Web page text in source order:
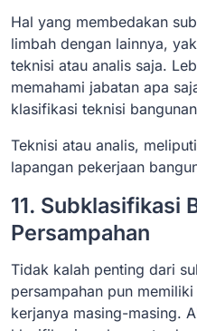
Hal yang membedakan
limbah dengan lainnya,
teknisi atau analis saja.
memahami jabatan apa
klasifikasi teknisi
Teknisi atau analis,
lapangan pekerjaan
11. Subklasifikasi
Persampahan
Tidak kalah penting dari
persampahan pun
kerjanya masing-masing.